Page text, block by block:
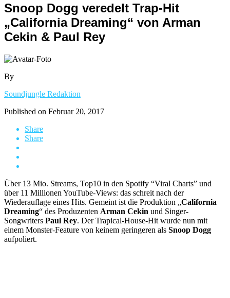
Snoop Dogg veredelt Trap-Hit
„California Dreaming“ von Arman
Cekin & Paul Rey
By
Soundjungle Redaktion
Published on Februar 20, 2017
Share
Share
Über 13 Mio. Streams, Top10 in den Spotify “Viral Charts” und
über 11 Millionen YouTube-Views: das schreit nach der
Wiederauflage eines Hits. Gemeint ist die Produktion „California
Dreaming“ des Produzenten Arman Cekin und Singer-
Songwriters Paul Rey. Der Trapical-House-Hit wurde nun mit
einem Monster-Feature von keinem geringeren als Snoop Dogg
aufpoliert.